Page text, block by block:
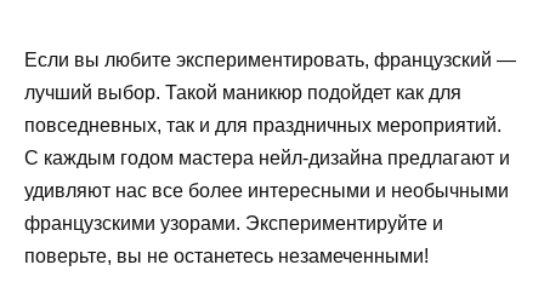
Если вы любите экспериментировать, французский —
лучший выбор. Такой маникюр подойдет как для
повседневных, так и для праздничных мероприятий.
С каждым годом мастера нейл-дизайна предлагают и
удивляют нас все более интересными и необычными
французскими узорами. Экспериментируйте и
поверьте, вы не останетесь незамеченными!